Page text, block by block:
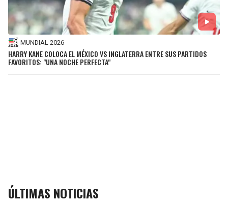
MUNDIAL 2026
HARRY KANE COLOCA EL MÉXICO VS INGLATERRA ENTRE SUS PARTIDOS
FAVORITOS: "UNA NOCHE PERFECTA"
ÚLTIMAS NOTICIAS